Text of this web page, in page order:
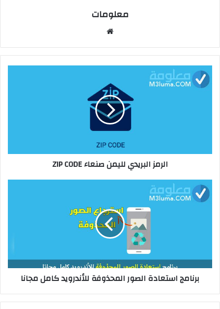
معلومات
ق
ع
ل
و
ي
ب
الرمز البريدي لليمن صنعاء ZIP CODE
برنامج استعادة الصور المحذوفة للأندرويد كامل مجانا